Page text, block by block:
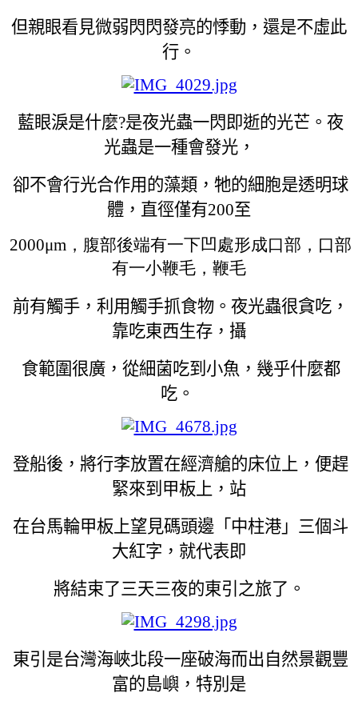
但親眼看見微弱閃閃發亮的悸動，還是不虛此
行。
藍眼淚是什麼?是夜光蟲一閃即逝的光芒。夜
光蟲是一種會發光，
卻不會行光合作用的藻類，牠的細胞是透明球
體，直徑僅有200至
2000μm，腹部後端有一下凹處形成口部，口部
有一小鞭毛，鞭毛
前有觸手，利用觸手抓食物。夜光蟲很貪吃，
靠吃東西生存，攝
食範圍很廣，從細菌吃到小魚，幾乎什麼都
吃。
登船後，將行李放置在經濟艙的床位上，便趕
緊來到甲板上，站
在台馬輪甲板上望見碼頭邊「中柱港」三個斗
大紅字，就代表即
將結束了三天三夜的東引之旅了。
東引是台灣海峽北段一座破海而出自然景觀豐
富的島嶼，特別是